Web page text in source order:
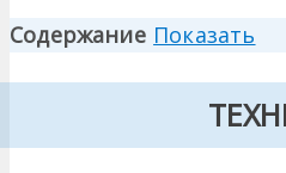
Содержание Показать